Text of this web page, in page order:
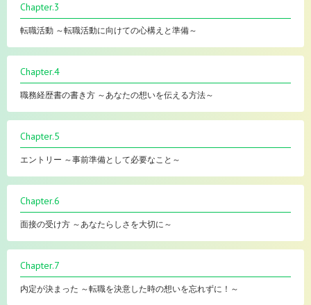
Chapter.3
転職活動 ～転職活動に向けての心構えと準備～
Chapter.4
職務経歴書の書き方 ～あなたの想いを伝える方法～
Chapter.5
エントリー ～事前準備として必要なこと～
Chapter.6
面接の受け方 ～あなたらしさを大切に～
Chapter.7
内定が決まった ～転職を決意した時の想いを忘れずに！～